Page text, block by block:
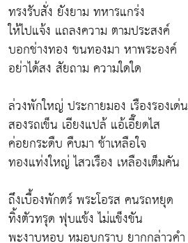
ทรงรับสั่ง ยังยาม ทหารแกร่ง
ให้ไปแจ้ง แถลงความ ตามประสงค์
บอกช่างทอง ขนทองมา หาพระองค์
อย่าได้สง สัยถาม ความใดใด
ล่วงพักใหญ่ ประกายมอง เรืองรองเด่น
สองรถเข็น เอียงแปล้ แอ้เอี๊ยดไส
ค่อยกระดืบ คืบมา ช้าเหลือใจ
ทองแท่งใหญ่ ไสวเรือง เหลืองเต็มคัน
ถึงเบื้องพักตร์ พระโอรส คนรถหยุด
ทิ้งตัวทรุด ฟุบแข้ง ไม่แข็งขัน
พะงาบหอบ หมอบกราบ ยากกล่าวคำ